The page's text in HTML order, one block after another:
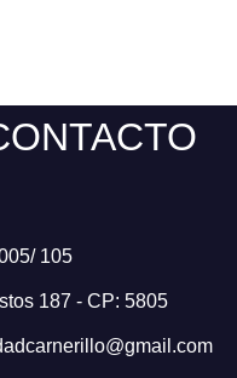
105
187 - CP: 5805